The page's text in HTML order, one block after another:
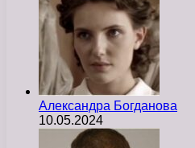
Александра Богданова
10.05.2024